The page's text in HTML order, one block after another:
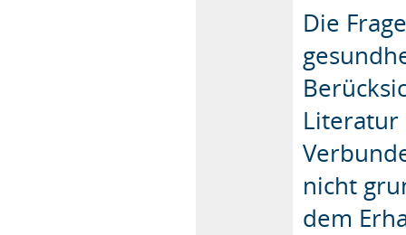
Die
Literatur
nicht
dem